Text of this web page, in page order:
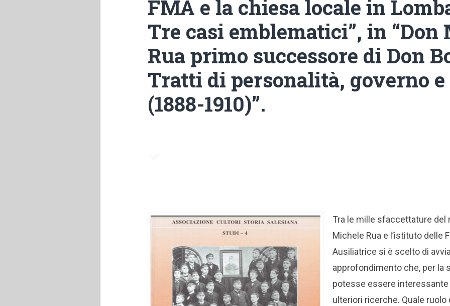
FMA e la chiesa locale in
Tre casi emblematici”, in “Don
Rua primo successore di Don
Tratti di personalità, governo e
(1888-1910)”.
Tra le mille sfaccettature del
Michele Rua e l’istituto delle
Ausiliatrice si è scelto di
approfondimento che, per la
potesse essere
ulteriori ricerche. Quale ruolo